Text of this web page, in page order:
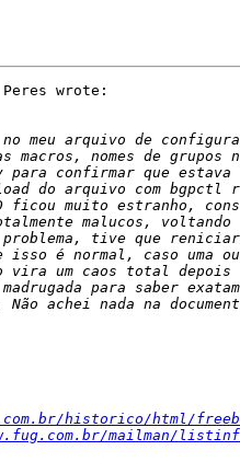
wrote:
historico/html/
mailman/